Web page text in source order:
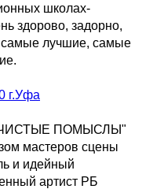
школах-
здорово, задорно,
самые лучшие, самые
"ЧИСТЫЕ ПОМЫСЛЫ"
мастеров сцены
и идейный
артист РБ